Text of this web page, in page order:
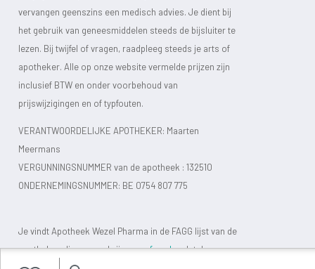
vervangen geenszins een medisch advies. Je dient bij
het gebruik van geneesmiddelen steeds de bijsluiter te
lezen. Bij twijfel of vragen, raadpleeg steeds je arts of
apotheker. Alle op onze website vermelde prijzen zijn
inclusief BTW en onder voorbehoud van
prijswijzigingen en of typfouten.
VERANTWOORDELIJKE APOTHEKER: Maarten
Meermans
VERGUNNINGSNUMMER van de apotheek : 132510
ONDERNEMINGSNUMMER: BE 0754 807 775
Je vindt Apotheek Wezel Pharma in de FAGG lijst van de
apotheken die vergund zijn.www.fagg.be, dat de